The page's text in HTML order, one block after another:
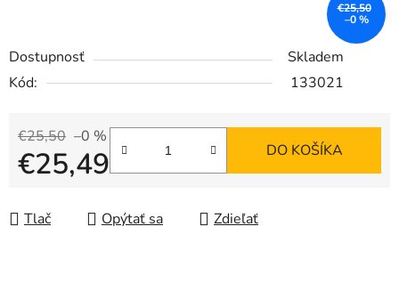
Dostupnosť
Skladem
Kód:
133021
€25,50 –0 %
€25,49 DO KOŠÍKA
Tlač Opýtať sa Zdieľať
€25,50
–0 %